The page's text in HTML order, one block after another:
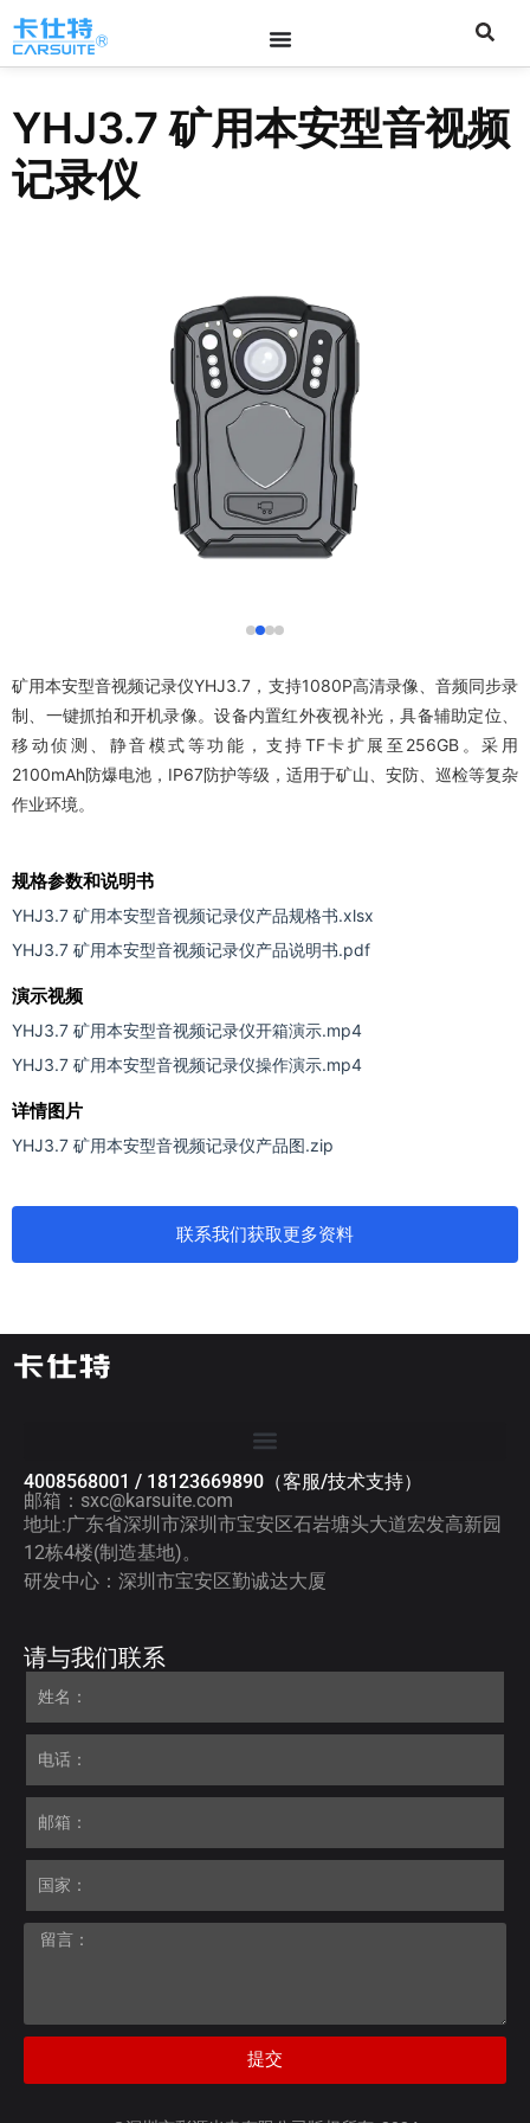
YHJ3.7 矿用本安型音视频
记录仪
矿用本安型音视频记录仪YHJ3.7，支持1080P高清录像、音频同步录
制、一键抓拍和开机录像。设备内置红外夜视补光，具备辅助定位、
移动侦测、静音模式等功能，支持TF卡扩展至256GB。采用
2100mAh防爆电池，IP67防护等级，适用于矿山、安防、巡检等复杂
作业环境。
规格参数和说明书
YHJ3.7 矿用本安型音视频记录仪产品规格书.xlsx
YHJ3.7 矿用本安型音视频记录仪产品说明书.pdf
演示视频
YHJ3.7 矿用本安型音视频记录仪开箱演示.mp4
YHJ3.7 矿用本安型音视频记录仪操作演示.mp4
详情图片
YHJ3.7 矿用本安型音视频记录仪产品图.zip
联系我们获取更多资料
4008568001 / 18123669890（客服/技术支持）
邮箱：sxc@karsuite.com
地址:广东省深圳市深圳市宝安区石岩塘头大道宏发高新园
12栋4楼(制造基地)。
研发中心：深圳市宝安区勤诚达大厦
请与我们联系
提交